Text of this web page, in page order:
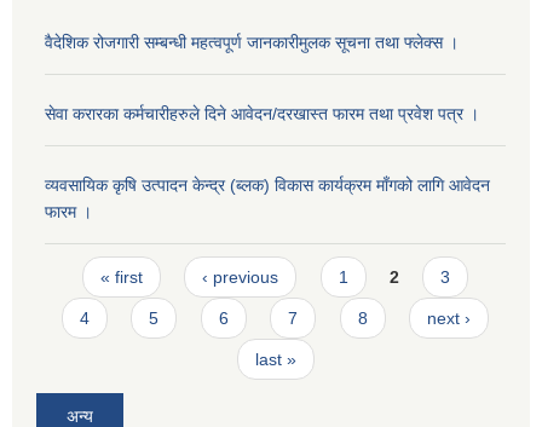
वैदेशिक रोजगारी सम्बन्धी महत्वपूर्ण जानकारीमुलक सूचना तथा फ्लेक्स ।
सेवा करारका कर्मचारीहरुले दिने आवेदन/दरखास्त फारम तथा प्रवेश पत्र ।
व्यवसायिक कृषि उत्पादन केन्द्र (ब्लक) विकास कार्यक्रम माँगको लागि आवेदन
फारम ।
Pages
« first ‹ previous 1 2 3
4 5 6 7 8 next ›
last »
अन्य